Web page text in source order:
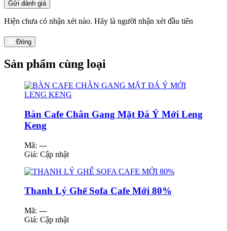
Gửi đánh giá
Hiện chưa có nhận xét nào. Hãy là người nhận xét đầu tiên
Đóng
Sản phẩm cùng loại
Bàn Cafe Chân Gang Mặt Đá Ý Mới Leng
Keng
Mã: ---
Giá: Cập nhật
Thanh Lý Ghế Sofa Cafe Mới 80%
Mã: ---
Giá: Cập nhật